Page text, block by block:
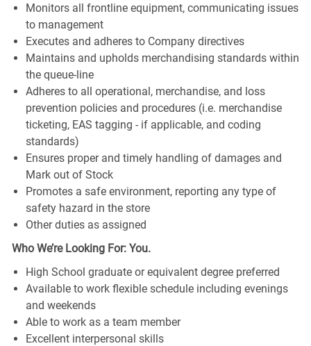
Monitors all frontline equipment, communicating issues
to management
Executes and adheres to Company directives
Maintains and upholds merchandising standards within
the queue-line
Adheres to all operational, merchandise, and loss
prevention policies and procedures (i.e. merchandise
ticketing, EAS tagging - if applicable, and coding
standards)
Ensures proper and timely handling of damages and
Mark out of Stock
Promotes a safe environment, reporting any type of
safety hazard in the store
Other duties as assigned
Who We’re Looking For: You.
High School graduate or equivalent degree preferred
Available to work flexible schedule including evenings
and weekends
Able to work as a team member
Excellent interpersonal skills